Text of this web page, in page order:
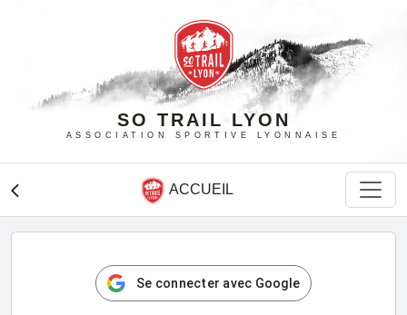
SO TRAIL LYON
ASSOCIATION SPORTIVE LYONNAISE
arrow_back_ios ACCUEIL
Se connecter avec Google